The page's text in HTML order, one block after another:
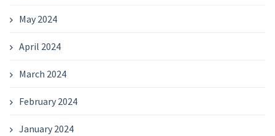
May 2024
April 2024
March 2024
February 2024
January 2024